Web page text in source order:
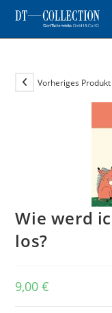
Zum
Inhalt
springen
Vorheriges Produkt
Wie werd
los?
9,00€